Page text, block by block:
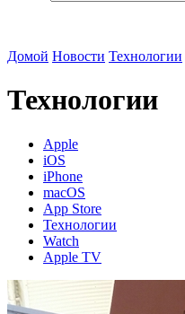
Домой Новости Технологии
Технологии
Apple
iOS
iPhone
macOS
App Store
Технологии
Watch
Apple TV